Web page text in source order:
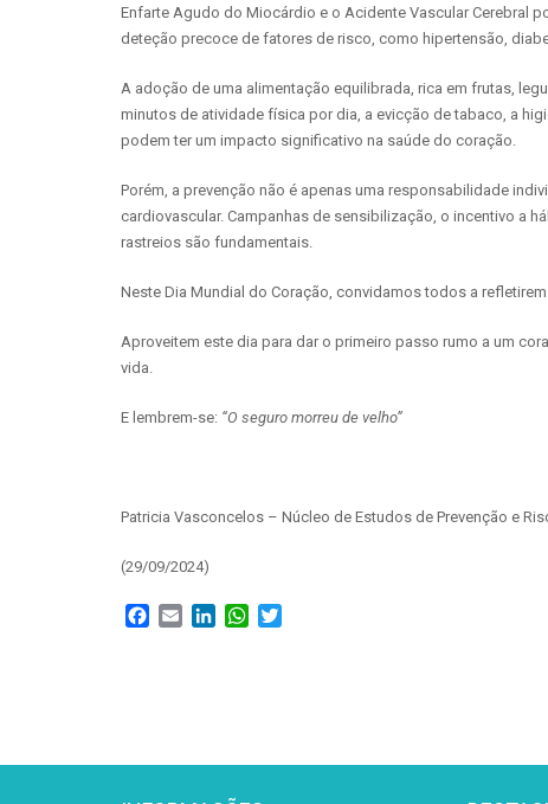
Enfarte Agudo do Miocárdio e o Acidente Vascular Cerebral
deteção precoce de fatores de risco, como hipertensão,
A adoção de uma alimentação equilibrada, rica em frutas,
minutos de atividade física por dia, a evicção de tabaco, a
podem ter um impacto significativo na saúde do coração.
Porém, a prevenção não é apenas uma responsabilidade
cardiovascular. Campanhas de sensibilização, o incentivo a
rastreios são fundamentais.
Neste Dia Mundial do Coração, convidamos todos a
Aproveitem este dia para dar o primeiro passo rumo a um
vida.
E lembrem-se: “O seguro morreu de velho”
Patricia Vasconcelos – Núcleo de Estudos de Prevenção e
(29/09/2024)
Facebook
Email LinkedInWhatsApp